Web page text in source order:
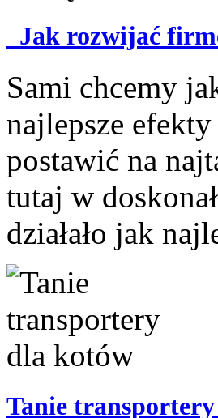
Jak rozwijać
Sami chcemy
najlepsze
postawić na
tutaj w
działało jak
Tanie